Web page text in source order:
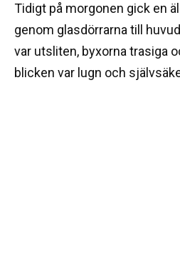
Tidigt på morgonen gick en
genom glasdörrarna till
var utsliten, byxorna trasiga
blicken var lugn och